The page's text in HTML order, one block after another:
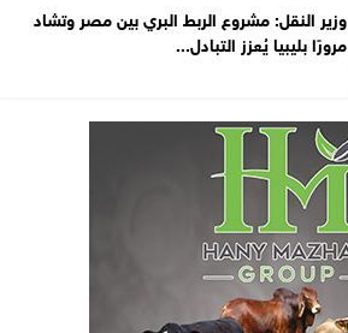
وزير النقل: مشروع الربط البري بين مصر وتشاد
مرورًا بليبيا يُعزز التبادل...